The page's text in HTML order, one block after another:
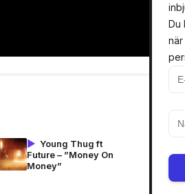
Young Thug ft
Future – ”Money On
Money”
Du
när